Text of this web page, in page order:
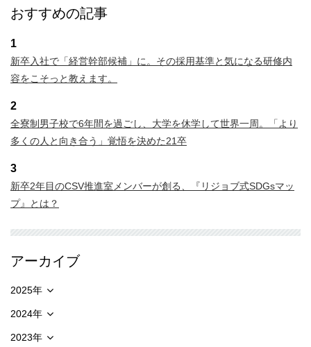
おすすめの記事
1
新卒入社で「経営幹部候補」に。その採用基準と気になる研修内
容をこそっと教えます。
2
全寮制男子校で6年間を過ごし、大学を休学して世界一周。「より
多くの人と向き合う」覚悟を決めた21卒
3
新卒2年目のCSV推進室メンバーが創る、『リジョブ式SDGsマッ
プ』とは？
アーカイブ
2025年
2024年
2023年